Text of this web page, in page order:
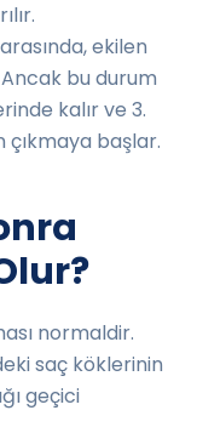
ekilen
bu durum
kalır ve 3.
başlar.
normaldir.
saç köklerinin
geçici